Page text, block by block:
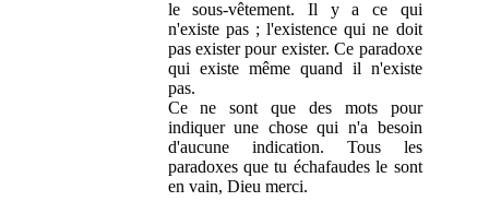
le sous-vêtement. Il y a ce qui
n'existe pas ; l'existence qui ne doit
pas exister pour exister. Ce paradoxe
qui existe même quand il n'existe
pas.
Ce ne sont que des mots pour
indiquer une chose qui n'a besoin
d'aucune indication. Tous les
paradoxes que tu échafaudes le sont
en vain, Dieu merci.